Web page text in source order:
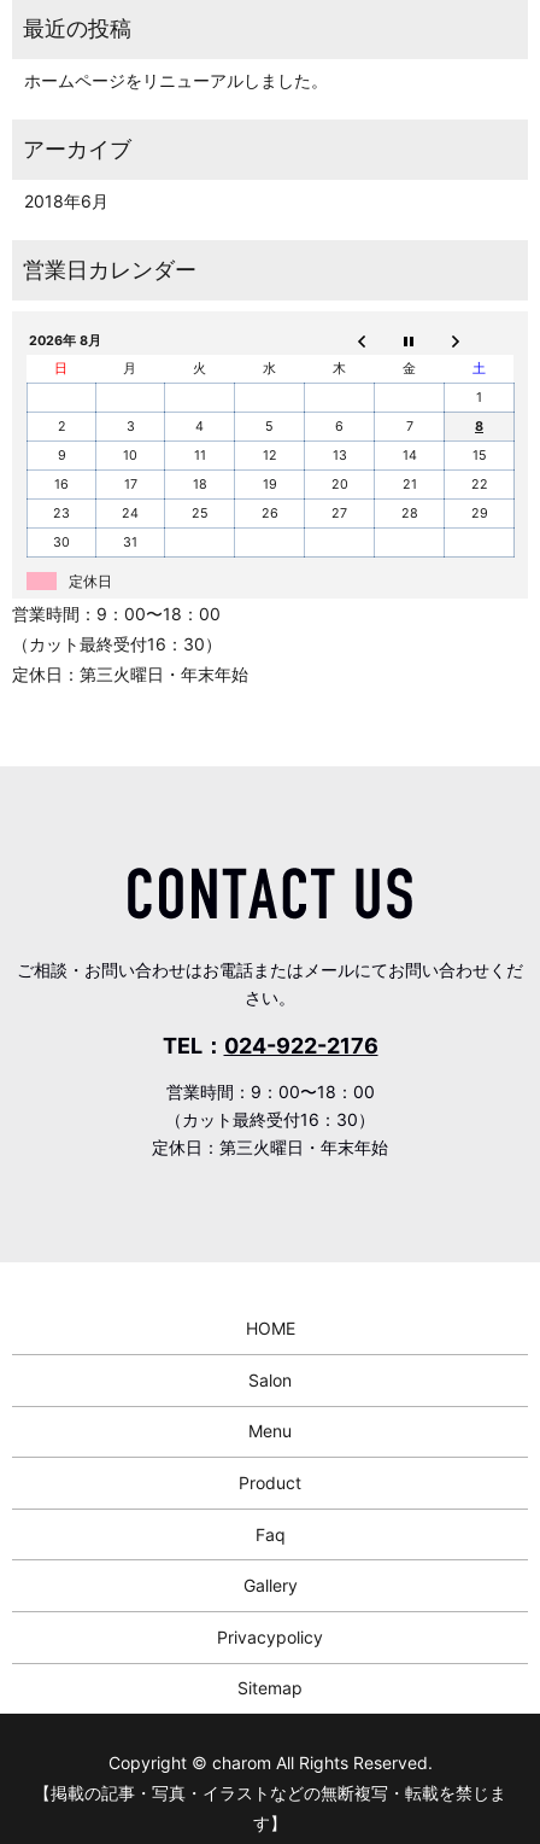
ホームページをリニューアルしました。
2018年6月
2026年 8月
日
月 火 水 木 金
土
1
2
3 4 5 6 7
8
9
10 11 12 13 14
15
16
17 18 19 20 21
22
23
24 25 26 27 28
29
30
31
定休日
営業時間：9：00〜18：00
（カット最終受付16：30）
定休日：第三火曜日・年末年始
ご相談・お問い合わせはお電話またはメールにてお問い合わせくだ
さい。
TEL： 024-922-2176
営業時間：9：00〜18：00
（カット最終受付16：30）
定休日：第三火曜日・年末年始
HOME
Salon
Menu
Product
Faq
Gallery
Privacypolicy
Sitemap
Copyright © charom All Rights Reserved.
【掲載の記事・写真・イラストなどの無断複写・転載を禁じま
す】